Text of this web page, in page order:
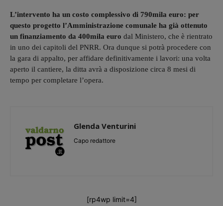
L’intervento ha un costo complessivo di 790mila euro: per
questo progetto l’Amministrazione comunale ha già ottenuto
un finanziamento da 400mila euro dal Ministero, che è rientrato
in uno dei capitoli del PNRR. Ora dunque si potrà procedere con
la gara di appalto, per affidare definitivamente i lavori: una volta
aperto il cantiere, la ditta avrà a disposizione circa 8 mesi di
tempo per completare l’opera.
Glenda Venturini
Capo redattore
[rp4wp limit=4]